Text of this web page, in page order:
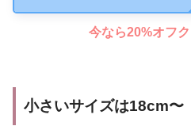
今なら20%オフ
小さいサイズは18cm